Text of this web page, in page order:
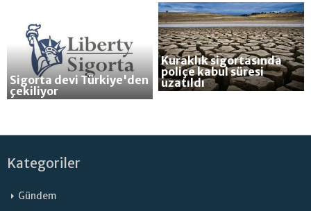
Sigorta devi Türkiye'den
çekiliyor
Kuraklık sigortasında
poliçe kabul süresi
uzatıldı
Kategoriler
Gündem